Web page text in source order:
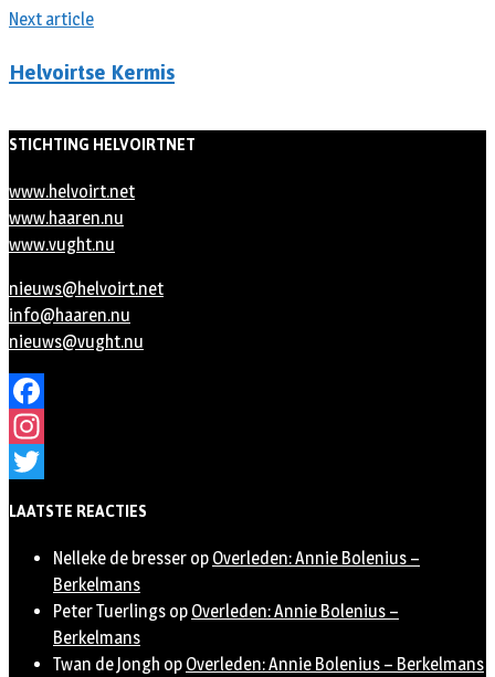
Next article
Helvoirtse Kermis
STICHTING HELVOIRTNET
www.helvoirt.net
www.haaren.nu
www.vught.nu
nieuws@helvoirt.net
info@haaren.nu
nieuws@vught.nu
Facebook
Instagram
LAATSTE REACTIES
Nelleke de bresser op Overleden: Annie Bolenius –
Berkelmans
Peter Tuerlings op Overleden: Annie Bolenius –
Berkelmans
Twan de Jongh op Overleden: Annie Bolenius – Berkelmans